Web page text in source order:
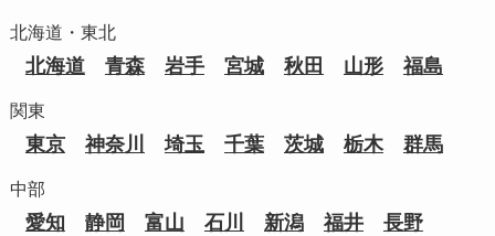
北海道・東北
北海道 青森 岩手 宮城 秋田 山形 福島
関東
東京 神奈川 埼玉 千葉 茨城 栃木 群馬
中部
愛知 静岡 富山 石川 新潟 福井 長野